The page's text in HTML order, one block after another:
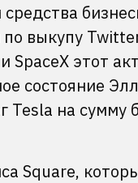
по выкупу
SpaceX этот
состояние
Tesla на сумму
Square,